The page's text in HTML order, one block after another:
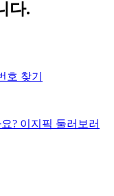
다.
호 찾기